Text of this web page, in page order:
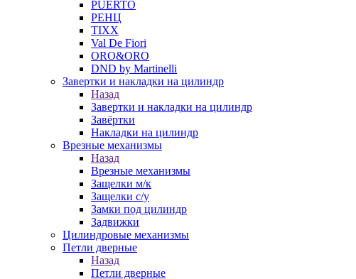
PUERTO
РЕНЦ
TIXX
Val De Fiori
ORO&ORO
DND by Martinelli
Завертки и накладки на цилиндр
Назад
Завертки и накладки на цилиндр
Завёртки
Накладки на цилиндр
Врезные механизмы
Назад
Врезные механизмы
Защелки м/к
Защелки с/у
Замки под цилиндр
Задвижки
Цилиндровые механизмы
Петли дверные
Назад
Петли дверные